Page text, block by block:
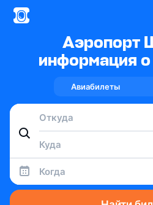
Аэропорт
информация о
Авиабилеты
Когда